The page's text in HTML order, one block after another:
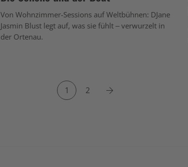
Von Wohnzimmer-Sessions auf Weltbühnen: DJane
Jasmin Blust legt auf, was sie fühlt – verwurzelt in
der Ortenau.
1 2 Next